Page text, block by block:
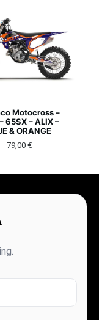
Motocross –
65SX – ALIX –
& ORANGE
79,00 €